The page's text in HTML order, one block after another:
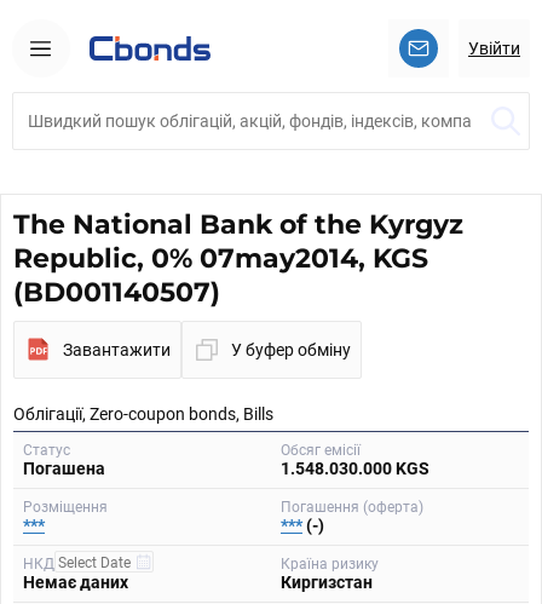
Увійти
The National Bank of the Kyrgyz
Republic, 0% 07may2014, KGS
(BD001140507)
Завантажити У буфер обміну
Облігації, Zero-coupon bonds, Bills
Статус
Погашена
Обсяг емісії
1.548.030.000 KGS
Розміщення
***
Погашення (оферта)
***(-)
НКД
Немає даних
Країна ризику
Киргизстан